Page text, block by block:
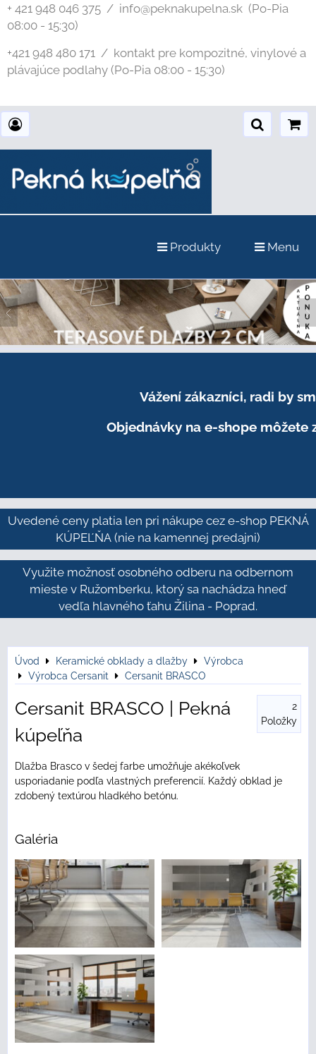
+ 421 948 046 375 / info@peknakupelna.sk (Po-Pia
08:00 - 15:30)
+421 948 480 171 / kontakt pre kompozitné, vinylové a
plávajúce podlahy (Po-Pia 08:00 - 15:30)
Produkty Menu
Vážení zákazníci, radi by
Objednávky na e-shope môžete
Uvedené ceny platia len pri nákupe cez e-shop PEKNÁ
KÚPEĽŇA (nie na kamennej predajni)
Využite možnosť osobného odberu na odbernom
mieste v Ružomberku, ktorý sa nachádza hneď
vedľa hlavného ťahu Žilina - Poprad.
Úvod Keramické obklady a dlažby
Výrobca
Výrobca Cersanit
Cersanit BRASCO
Cersanit BRASCO | Pekná
kúpeľňa
2
Položky
Dlažba Brasco v šedej farbe umožňuje akékoľvek
usporiadanie podľa vlastných preferencií. Každý obklad je
zdobený textúrou hladkého betónu.
Galéria